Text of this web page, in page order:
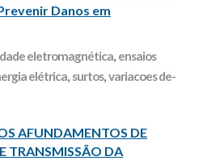
Danos em
eletromagnética, ensaios
elétrica, surtos,variacoes de-
AFUNDAMENTOS DE
TRANSMISSÃO DA